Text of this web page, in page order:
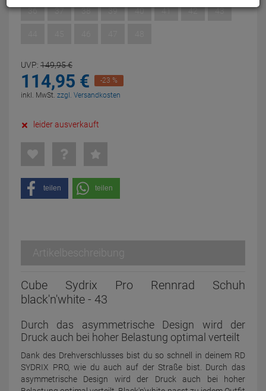
36
37 38 39 40 41 42 43
UVP: 149,95€
114,95 €
-23 %
inkl. MwSt. zzgl. Versandkosten
leider ausverkauft
teilen teilen
Artikelbeschreibung
Cube Sydrix Pro Rennrad Schuh
black'n'white - 43
Durch das asymmetrische Design wird der
Druck auch bei hoher Belastung optimal verteilt
Dank des Drehverschlusses bist du so schnell in deinem RD
SYDRIX PRO, wie du auch auf der Straße bist. Durch das
asymmetrische Design wird der Druck auch bei hoher